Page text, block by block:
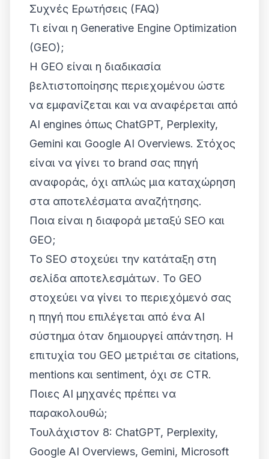
Συχνές Ερωτήσεις (FAQ)
Τι είναι η Generative Engine Optimization
(GEO);
Η GEO είναι η διαδικασία
βελτιστοποίησης περιεχομένου ώστε
να εμφανίζεται και να αναφέρεται από
AI engines όπως ChatGPT, Perplexity,
Gemini και Google AI Overviews. Στόχος
είναι να γίνει το brand σας πηγή
αναφοράς, όχι απλώς μια καταχώρηση
στα αποτελέσματα αναζήτησης.
Ποια είναι η διαφορά μεταξύ SEO και
GEO;
Το SEO στοχεύει την κατάταξη στη
σελίδα αποτελεσμάτων. Το GEO
στοχεύει να γίνει το περιεχόμενό σας
η πηγή που επιλέγεται από ένα AI
σύστημα όταν δημιουργεί απάντηση. Η
επιτυχία του GEO μετριέται σε citations,
mentions και sentiment, όχι σε CTR.
Ποιες AI μηχανές πρέπει να
παρακολουθώ;
Τουλάχιστον 8: ChatGPT, Perplexity,
Google AI Overviews, Gemini, Microsoft